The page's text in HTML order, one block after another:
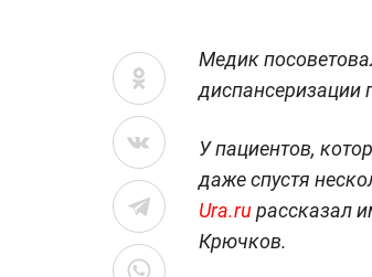
Медик
диспансеризации
У пациентов,
даже спустя
Ura.ruрассказал
Крючков.